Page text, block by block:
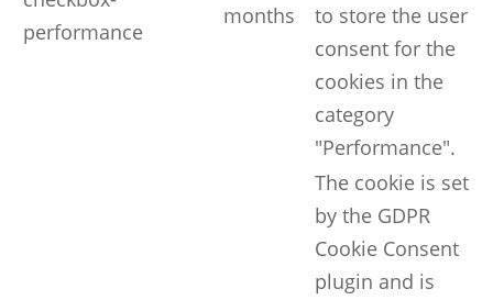
performance
months
to store the user
consent for the
cookies in the
category
"Performance".
The cookie is set
by the GDPR
Cookie Consent
plugin and is